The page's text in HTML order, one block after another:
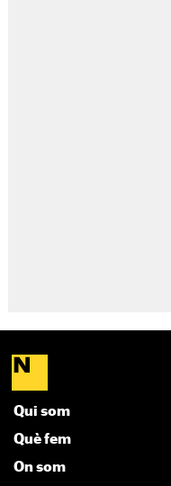
Qui som
Què fem
On som